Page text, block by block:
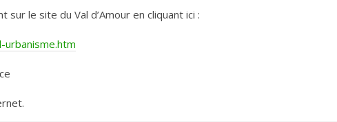
le site du Val d’Amour en cliquant ici :